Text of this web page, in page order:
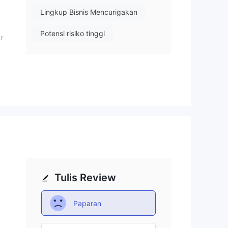
Lingkup Bisnis Mencurigakan
Potensi risiko tinggi
Tulis Review
Paparan